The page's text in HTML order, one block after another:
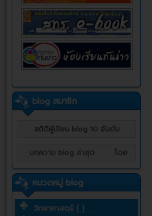
blog สมาชิก
สถิติผู้เขียน blog 10 อันดับ
บทความ blog ล่าสุด โดย
หมวดหมู่ blog
วิทยาศาสตร์ ( )